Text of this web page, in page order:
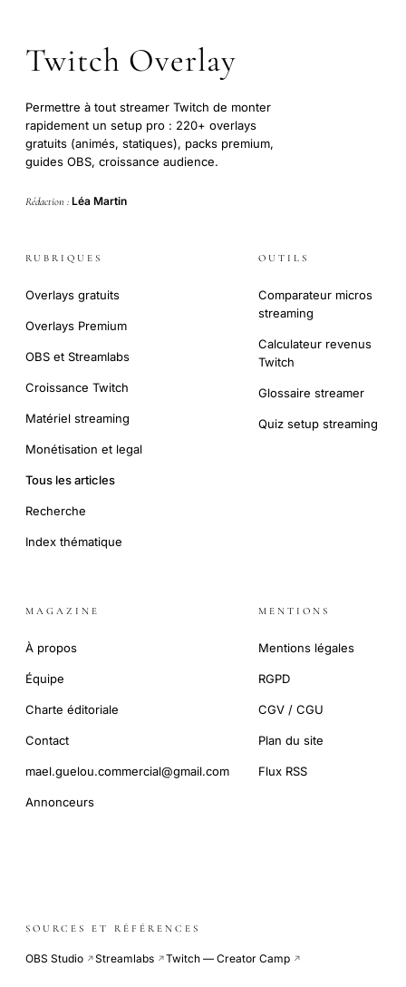
Twitch Overlay
Permettre à tout streamer Twitch de monter
rapidement un setup pro : 220+ overlays
gratuits (animés, statiques), packs premium,
guides OBS, croissance audience.
Rédaction : Léa Martin
RUBRIQUES
Overlays gratuits
Overlays Premium
OBS et Streamlabs
Croissance Twitch
Matériel streaming
Monétisation et legal
Tous les articles
Recherche
Index thématique
OUTILS
Comparateur micros
streaming
Calculateur revenus
Twitch
Glossaire streamer
Quiz setup streaming
MAGAZINE
À propos
Équipe
Charte éditoriale
Contact
mael.guelou.commercial@gmail.com
Annonceurs
MENTIONS
Mentions légales
RGPD
CGV / CGU
Plan du site
Flux RSS
SOURCES ET RÉFÉRENCES
OBS Studio ↗Streamlabs ↗Twitch — Creator Camp ↗